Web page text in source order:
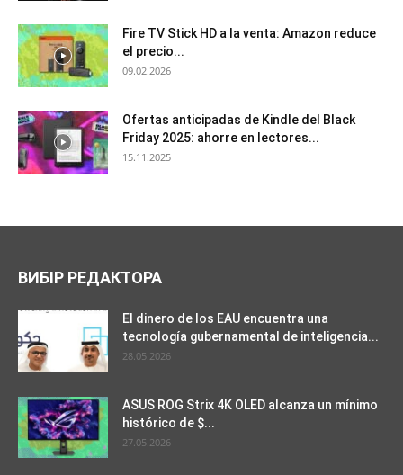
Fire TV Stick HD a la venta: Amazon reduce
el precio...
09.02.2026
Ofertas anticipadas de Kindle del Black
Friday 2025: ahorre en lectores...
15.11.2025
ВИБІР РЕДАКТОРА
El dinero de los EAU encuentra una
tecnología gubernamental de inteligencia...
28.05.2026
ASUS ROG Strix 4K OLED alcanza un mínimo
histórico de $...
27.05.2026